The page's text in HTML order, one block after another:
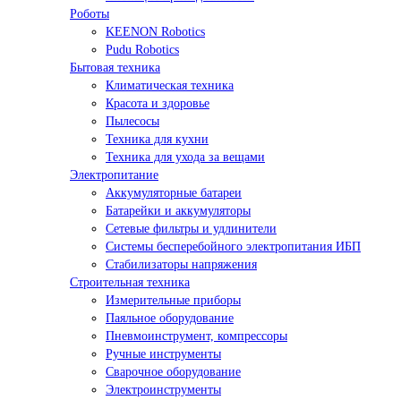
Роботы
KEENON Robotics
Pudu Robotics
Бытовая техника
Климатическая техника
Красота и здоровье
Пылесосы
Техника для кухни
Техника для ухода за вещами
Электропитание
Аккумуляторные батареи
Батарейки и аккумуляторы
Сетевые фильтры и удлинители
Системы бесперебойного электропитания ИБП
Стабилизаторы напряжения
Строительная техника
Измерительные приборы
Паяльное оборудование
Пневмоинструмент, компрессоры
Ручные инструменты
Сварочное оборудование
Электроинструменты